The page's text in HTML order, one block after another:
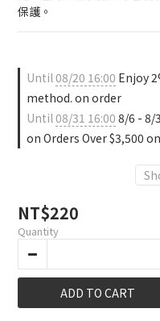
保護。
Until08/20 16:00 Enjoy
method. on order
Until08/31 16:00 8/6 - 8/
on Orders Over $3,500
NT$220
Quantity
ADD TO CART